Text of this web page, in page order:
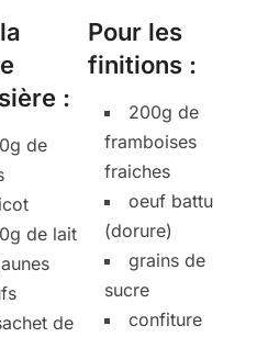
:
de
de lait
de
Pour les
finitions :
200g de
framboises
fraiches
oeuf battu
(dorure)
grains de
sucre
confiture